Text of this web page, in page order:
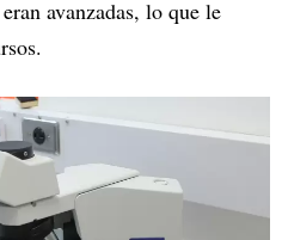
avanzadas, lo que le